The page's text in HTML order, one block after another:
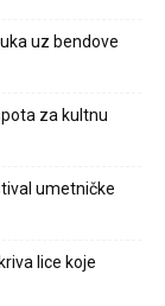
uz bendove
za kultnu
umetničke
lice koje